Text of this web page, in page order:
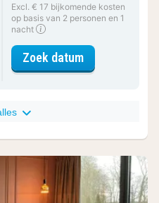
Excl. € 17 bijkomende kosten
op basis van 2 personen en 1
nacht
Zoek datumvoor Comfort